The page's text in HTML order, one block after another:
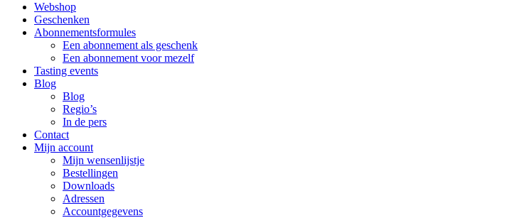
Webshop
Geschenken
Abonnementsformules
Een abonnement als geschenk
Een abonnement voor mezelf
Tasting events
Blog
Blog
Regio’s
In de pers
Contact
Mijn account
Mijn wensenlijstje
Bestellingen
Downloads
Adressen
Accountgegevens